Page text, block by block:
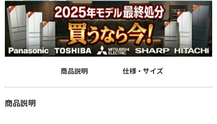
商品説明 仕様・サイズ
商品説明